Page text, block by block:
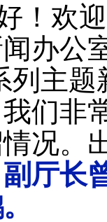
！欢
办公
列主
们非
况。
厅长